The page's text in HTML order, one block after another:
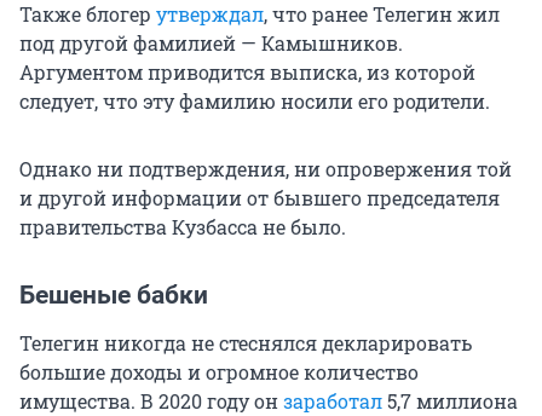
Также блогер утверждал, что ранее Телегин жил
под другой фамилией — Камышников.
Аргументом приводится выписка, из которой
следует, что эту фамилию носили его родители.
Однако ни подтверждения, ни опровержения той
и другой информации от бывшего председателя
правительства Кузбасса не было.
Бешеные бабки
Телегин никогда не стеснялся декларировать
большие доходы и огромное количество
имущества. В 2020 году онзаработал5,7 миллиона